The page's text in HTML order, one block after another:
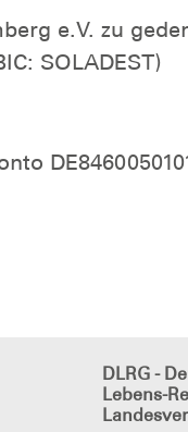
e.V. zu
SOLADEST)
DLRG -
Lebens-